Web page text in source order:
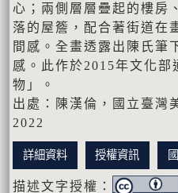
心；兩側層層疊起的樓房
落的屋簷，配合著街道在
間感。全畫透露出陳氏筆
感。此作於2015年文化部
物」。
出處：陳漢倫，國立臺灣
2022
詳細資料 授權資訊
描述文字授權：